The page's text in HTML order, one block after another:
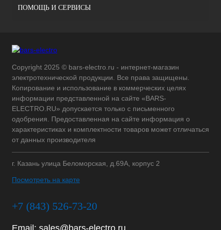
ПОМОЩЬ И СЕРВИСЫ
Copyright 2025 © bars-electro.ru - интернет-магазин
электротехнической продукции. Все права защищены.
Копирование и использование в коммерческих целях
информации представленной на сайте «BARS-
ELECTRO.RU» допускается только с письменного
одобрения. Предоставленная на сайте информация о
характеристиках и комплектности товаров может отличаться
от данных производителя
г. Казань улица Беломорская, д.69А, корпус 2
Посмотреть на карте
+7 (843) 526-73-20
Email: sales@bars-electro.ru